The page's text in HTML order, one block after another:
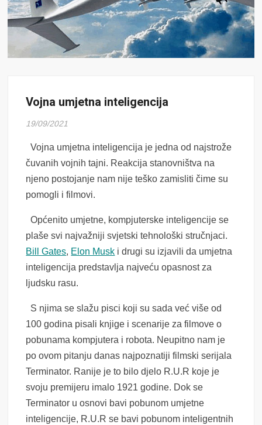
Vojna umjetna inteligencija
19/09/2021
Vojna umjetna inteligencija je jedna od najstrože
čuvanih vojnih tajni. Reakcija stanovništva na
njeno postojanje nam nije teško zamisliti čime su
pomogli i filmovi.
Općenito umjetne, kompjuterske inteligencije se
plaše svi najvažniji svjetski tehnološki stručnjaci.
Bill Gates, Elon Musk i drugi su izjavili da umjetna
inteligencija predstavlja najveću opasnost za
ljudsku rasu.
S njima se slažu pisci koji su sada već više od
100 godina pisali knjige i scenarije za filmove o
pobunama kompjutera i robota. Neupitno nam je
po ovom pitanju danas najpoznatiji filmski serijala
Terminator. Ranije je to bilo djelo R.U.R koje je
svoju premijeru imalo 1921 godine. Dok se
Terminator u osnovi bavi pobunom umjetne
inteligencije, R.U.R se bavi pobunom inteligentnih